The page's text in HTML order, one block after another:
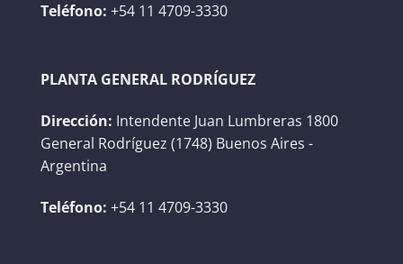
Teléfono: +54 11 4709-3330
PLANTA GENERAL RODRÍGUEZ
Dirección: Intendente Juan Lumbreras 1800
General Rodríguez (1748) Buenos Aires -
Argentina
Teléfono: +54 11 4709-3330